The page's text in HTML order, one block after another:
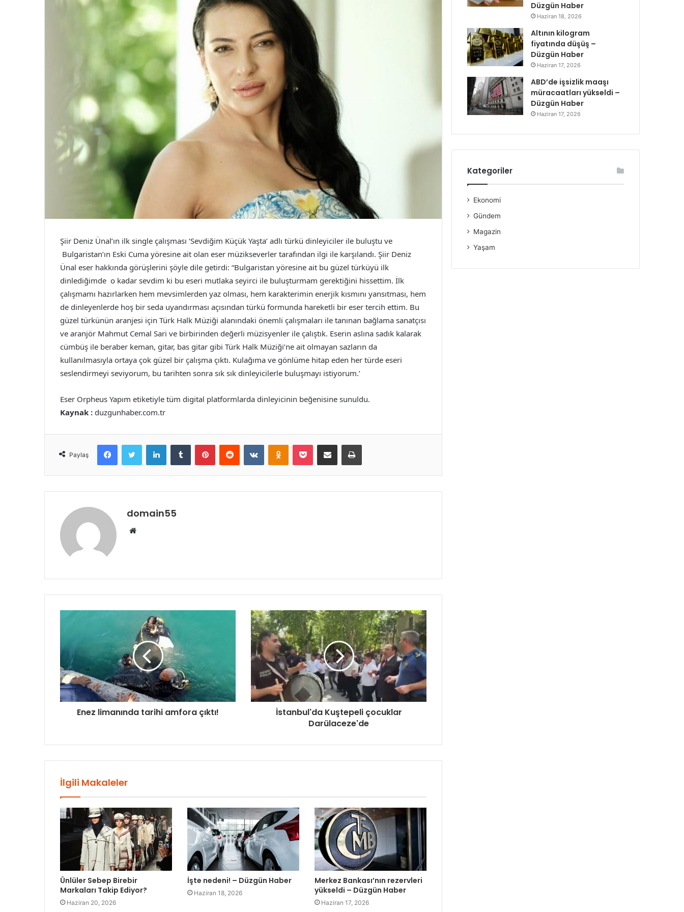
Şiir Deniz Ünal’ın ilk single çalışması ‘Sevdiğim Küçük Yaşta’ adlı türkü dinleyiciler ile buluştu ve
Bulgaristan’ın Eski Cuma yöresine ait olan eser müzikseverler tarafından ilgi ile karşılandı. Şiir Deniz
Ünal eser hakkında görüşlerini şöyle dile getirdi: “Bulgaristan yöresine ait bu güzel türküyü ilk
dinlediğimde o kadar sevdim ki bu eseri mutlaka seyirci ile buluşturmam gerektiğini hissettim. İlk
çalışmamı hazırlarken hem mevsimlerden yaz olması, hem karakterimin enerjik kısmını yansıtması, hem
de dinleyenlerde hoş bir seda uyandırması açısından türkü formunda hareketli bir eser tercih ettim. Bu
güzel türkünün aranjesi için Türk Halk Müziği alanındaki önemli çalışmaları ile tanınan bağlama sanatçısı
ve aranjör Mahmut Cemal Sari ve birbirinden değerli müzisyenler ile çalıştık. Eserin aslına sadık kalarak
cümbüş ile beraber keman, gitar, bas gitar gibi Türk Halk Müziği’ne ait olmayan sazların da
kullanılmasıyla ortaya çok güzel bir çalışma çıktı. Kulağıma ve gönlüme hitap eden her türde eseri
seslendirmeyi seviyorum, bu tarihten sonra sık sık dinleyicilerle buluşmayı istiyorum.’
Eser Orpheus Yapım etiketiyle tüm digital platformlarda dinleyicinin beğenisine sunuldu.
Kaynak : duzgunhaber.com.tr
Paylaş
FacebookTwitter LinkedInTumblr PinterestReddit VKontakteOdnoklassniki
Pocket E-Posta ile paylaş Yazdır
domain55
Web
Enez limanında tarihi amfora çıktı!
İstanbul'da Kuştepeli çocuklar
Darülaceze'de
İlgili Makaleler
Ünlüler Sebep Birebir
Markaları Takip Ediyor?
Haziran 20, 2026
İşte nedeni! – Düzgün Haber
Haziran 18, 2026
Merkez Bankası’nın rezervleri
yükseldi – Düzgün Haber
Haziran 17, 2026
Düzgün Haber
Haziran 18, 2026
Altının kilogram
fiyatında düşüş –
Düzgün Haber
Haziran 17, 2026
ABD’de işsizlik maaşı
müracaatları yükseldi –
Düzgün Haber
Haziran 17, 2026
Kategoriler
Ekonomi
Gündem
Magazin
Yaşam